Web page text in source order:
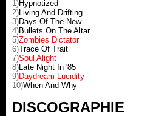
1)Hypnotized
2)Living And Drifting
3)Days Of The New
4)Bullets On The Altar
5)Zombies Dictator
6)Trace Of Trait
7)Soul Alight
8)Late Night In '85
9)Daydream Lucidity
10)When And Why
DISCOGRAPHIE